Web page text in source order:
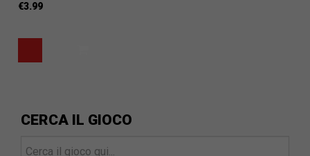
€3.99
CERCA IL GIOCO